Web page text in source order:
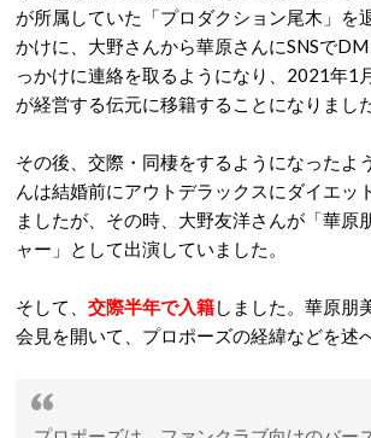
が所属していた「プロダクション尾木」を
かけに、大野さんから華原さんにSNSで
っかけに連絡を取るようになり、2021年1
が経営する伝元に移籍することになりました
その後、交際・同棲をするようになったよ
んは結婚前にアウトデラックスにダイエッ
ましたが、その時、大野友洋さんが「華原
ャー」として出演していました。
そして、 交際半年で入籍しました。華原朋
会見を開いて、プロポーズの経緯などを述